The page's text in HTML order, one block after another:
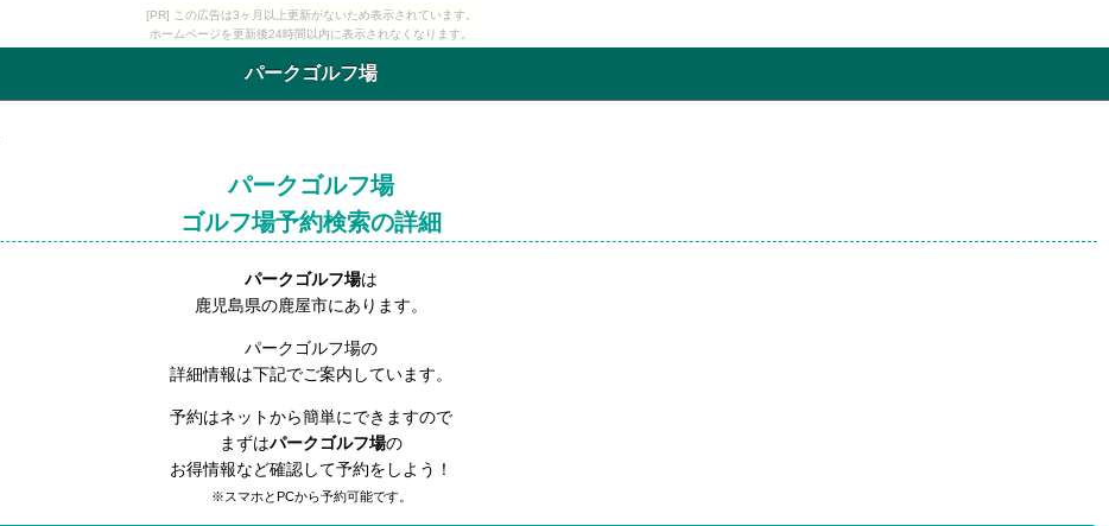
[PR] この広告は3ヶ月以上更新がないため表示されています。
ホームページを更新後24時間以内に表示されなくなります。
パークゴルフ場
パークゴルフ場
ゴルフ場予約検索の詳細
パークゴルフ場は
鹿児島県の鹿屋市にあります。
パークゴルフ場の
詳細情報は下記でご案内しています。
予約はネットから簡単にできますので
まずはパークゴルフ場の
お得情報など確認して予約をしよう！
※スマホとPCから予約可能です。